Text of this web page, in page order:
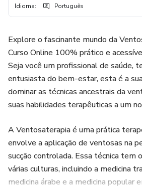
Idioma: Português
Explore o fascinante mundo da
Curso Online 100% prático e
Seja você um profissional de saúde,
entusiasta do bem-estar, esta é a
dominar as técnicas ancestrais da
suas habilidades terapêuticas a um
A Ventosaterapia é uma prática
envolve a aplicação de ventosas na
sucção controlada. Essa técnica tem
várias culturas, incluindo a medicina
medicina árabe e a medicina popular